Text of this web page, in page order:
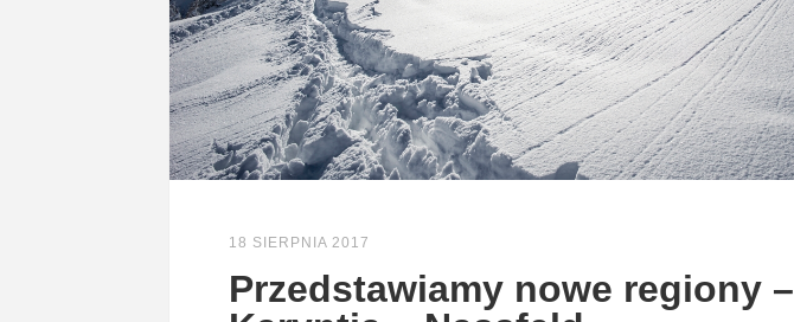
18 SIERPNIA 2017
Przedstawiamy nowe regiony –